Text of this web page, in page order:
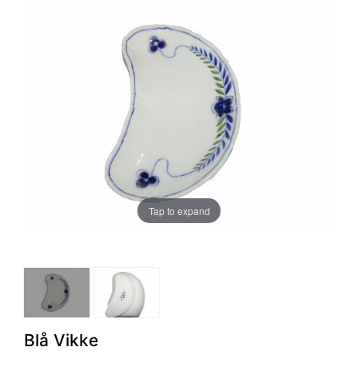
Tap to expand
Blå Vikke